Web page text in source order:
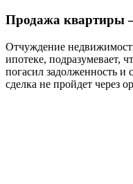
Продажа квартиры –
Отчуждение
ипотеке, подразумевает,
погасил задолженность и
сделка не пройдет через